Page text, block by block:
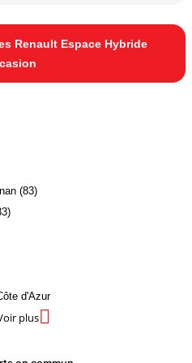
Renault Espace Hybride
(83)
d'Azur
plus